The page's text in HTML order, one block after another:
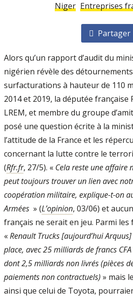
Niger Entreprises
Partager
Alors qu’un rapport d’audit du
nigérien révèle des
surfacturations à hauteur de 110
2014 et 2019, la députée française
LREM, et membre du groupe
posé une question écrite à la
l’attitude de la France et les
concernant la lutte contre le
(Rfr.fr, 27/5). « Cela reste une affaire
peut toujours trouver un lien avec
coopération militaire, explique-t-on
Armées » (L’opinion, 03/06) et
français ne serait en jeu. Parmi
«Renault Trucks [aujourd’hui
place, avec 25 milliards de francs
dont 2,5 milliards non livrés (pièces
paiements non contractuels) » mais
ainsi que celui de Toyota,